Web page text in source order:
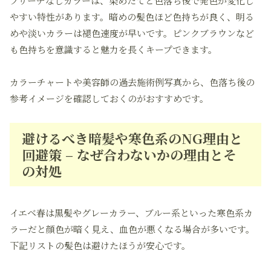
やすい特性があります。暗めの髪色ほど色持ちが良く、明る
めや淡いカラーは褪色速度が早いです。ピンクブラウンなど
も色持ちを意識すると魅力を長くキープできます。
カラーチャートや美容師の過去施術例写真から、色落ち後の
参考イメージを確認しておくのがおすすめです。
避けるべき暗髪や寒色系のNG理由と
回避策 – なぜ合わないかの理由とそ
の対処
イエベ春は黒髪やグレーカラー、ブルー系といった寒色系カ
ラーだと顔色が暗く見え、血色が悪くなる場合が多いです。
下記リストの髪色は避けたほうが安心です。